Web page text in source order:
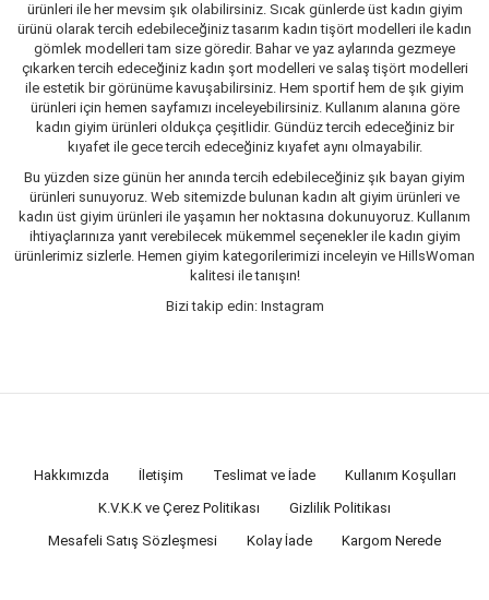
ürünleri ile her mevsim şık olabilirsiniz. Sıcak günlerde üst kadın giyim
ürünü olarak tercih edebileceğiniz tasarım kadın tişört modelleri ile kadın
gömlek modelleri tam size göredir. Bahar ve yaz aylarında gezmeye
çıkarken tercih edeceğiniz kadın şort modelleri ve salaş tişört modelleri
ile estetik bir görünüme kavuşabilirsiniz. Hem sportif hem de şık giyim
ürünleri için hemen sayfamızı inceleyebilirsiniz. Kullanım alanına göre
kadın giyim ürünleri oldukça çeşitlidir. Gündüz tercih edeceğiniz bir
kıyafet ile gece tercih edeceğiniz kıyafet aynı olmayabilir.
Bu yüzden size günün her anında tercih edebileceğiniz şık bayan giyim
ürünleri sunuyoruz. Web sitemizde bulunan kadın alt giyim ürünleri ve
kadın üst giyim ürünleri ile yaşamın her noktasına dokunuyoruz. Kullanım
ihtiyaçlarınıza yanıt verebilecek mükemmel seçenekler ile kadın giyim
ürünlerimiz sizlerle. Hemen giyim kategorilerimizi inceleyin ve HillsWoman
kalitesi ile tanışın!
Bizi takip edin: Instagram
Hakkımızda İletişim Teslimat ve İade
Kullanım Koşulları
K.V.K.K ve Çerez Politikası
Gizlilik Politikası
Mesafeli Satış Sözleşmesi
Kolay İade Kargom Nerede